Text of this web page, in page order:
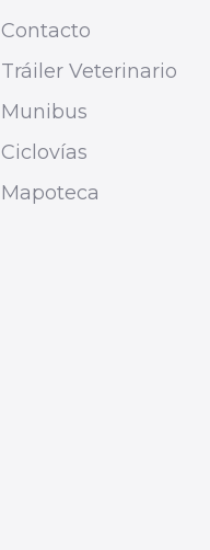
Contacto
Tráiler Veterinario
Munibus
Ciclovías
Mapoteca